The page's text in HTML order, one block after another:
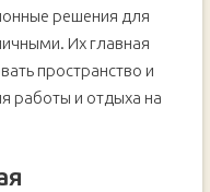
решения для
Их главная
пространство и
работы и отдыха на